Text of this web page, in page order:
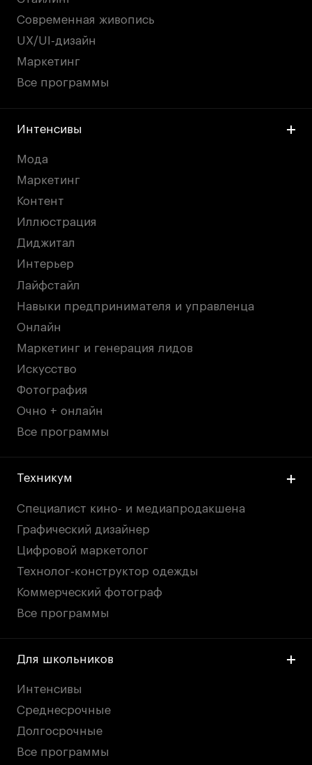
Современная живопись
UX/UI-дизайн
Маркетинг
Все программы
Интенсивы
Мода
Маркетинг
Контент
Иллюстрация
Диджитал
Интерьер
Лайфстайл
Навыки предпринимателя и управленца
Онлайн
Маркетинг и генерация лидов
Искусство
Фотография
Очно + онлайн
Все программы
Техникум
Специалист кино- и медиапродакшена
Графический дизайнер
Цифровой маркетолог
Технолог-конструктор одежды
Коммерческий фотограф
Все программы
Для школьников
Интенсивы
Среднесрочные
Долгосрочные
Все программы